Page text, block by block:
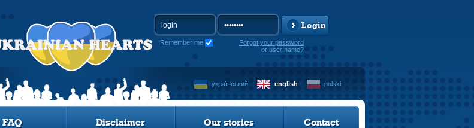
Login
Remember me
Forgot your password
or user name?
український english polski
FAQ Disclaimer Our stories Contact